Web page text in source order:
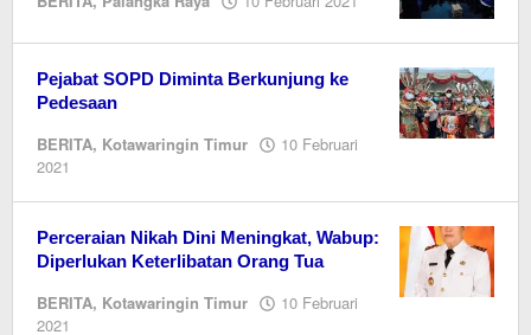
Pejabat SOPD Diminta Berkunjung ke
Pedesaan
BERITA, Kotawaringin Timur
10 Februari
2021
Perceraian Nikah Dini Meningkat, Wabup:
Diperlukan Keterlibatan Orang Tua
BERITA, Kotawaringin Timur
10 Februari
2021